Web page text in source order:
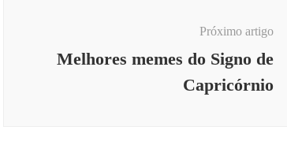
Próximo artigo
Melhores memes do Signo de
Capricórnio